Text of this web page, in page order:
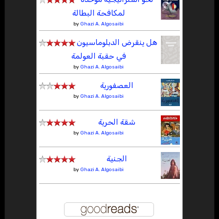
لمكافحة البطالة
by Ghazi A. Algosaibi
هل ينقرض الدبلوماسيون
في حقبة العولمة
by Ghazi A. Algosaibi
العصفورية
by Ghazi A. Algosaibi
شقة الحرية
by Ghazi A. Algosaibi
الجنية
by Ghazi A. Algosaibi